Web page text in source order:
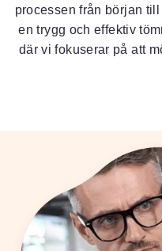
processen från början
en trygg och effektiv
där vi fokuserar på att